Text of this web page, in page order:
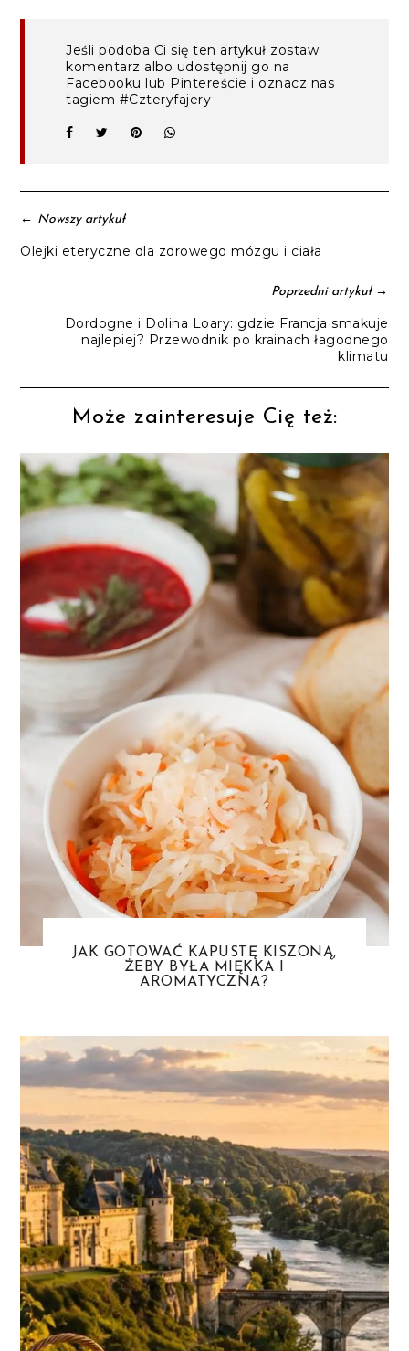
Jeśli podoba Ci się ten artykuł zostaw
komentarz albo udostępnij go na
Facebooku lub Pintereście i oznacz nas
tagiem #Czteryfajery
← Nowszy artykuł
Olejki eteryczne dla zdrowego mózgu i ciała
Poprzedni artykuł→
Dordogne i Dolina Loary: gdzie Francja smakuje
najlepiej? Przewodnik po krainach łagodnego
klimatu
Może zainteresuje Cię też:
JAK GOTOWAĆ KAPUSTĘ KISZONĄ,
ŻEBY BYŁA MIĘKKA I
AROMATYCZNA?